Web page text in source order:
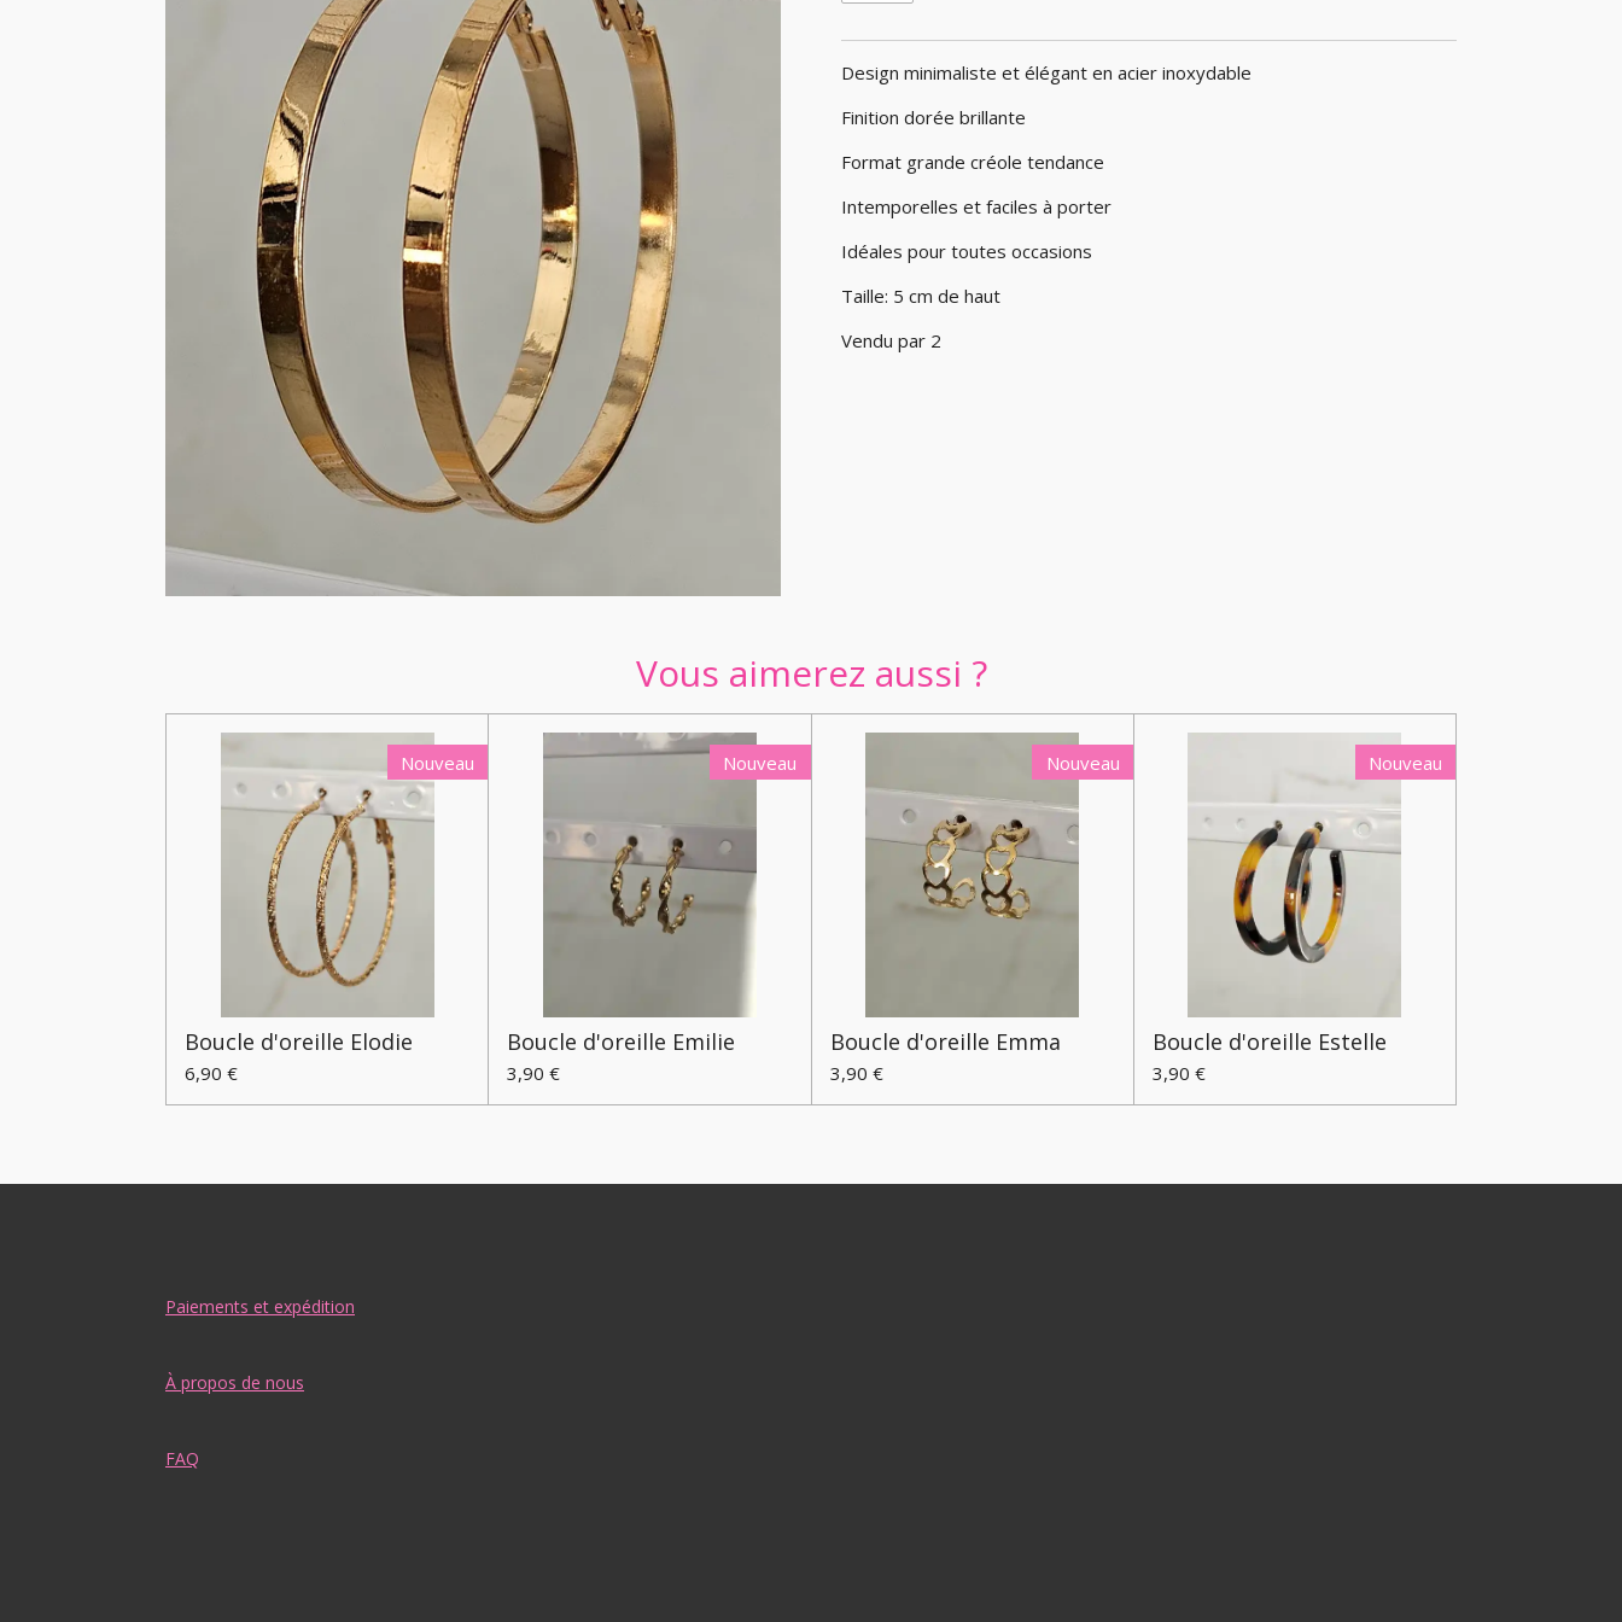
Design minimaliste et élégant en acier inoxydable
Finition dorée brillante
Format grande créole tendance
Intemporelles et faciles à porter
Idéales pour toutes occasions
Taille: 5 cm de haut
Vendu par 2
Vous aimerez aussi ?
Nouveau
Boucle d'oreille Elodie
6,90 €
Nouveau
Boucle d'oreille Emilie
3,90 €
Nouveau
Boucle d'oreille Emma
3,90 €
Nouveau
Boucle d'oreille Estelle
3,90 €
Paiements et expédition
À propos de nous
FAQ